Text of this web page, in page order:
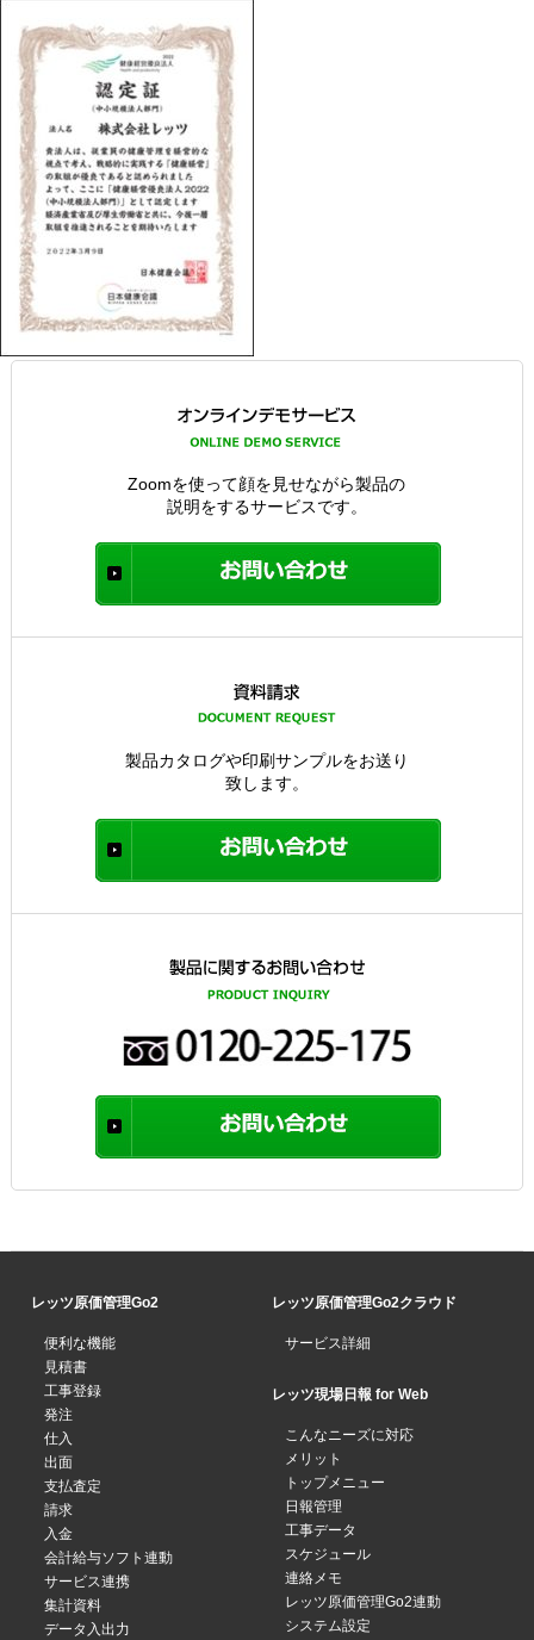
Zoomを使って顔を見せながら製品の
説明をするサービスです。
製品カタログや印刷サンプルをお送り
致します。
レッツ原価管理Go2
便利な機能
見積書
工事登録
発注
仕入
出面
支払査定
請求
入金
会計給与ソフト連動
サービス連携
集計資料
データ入出力
レッツ原価管理Go2クラウド
サービス詳細
レッツ現場日報 for Web
こんなニーズに対応
メリット
トップメニュー
日報管理
工事データ
スケジュール
連絡メモ
レッツ原価管理Go2連動
システム設定